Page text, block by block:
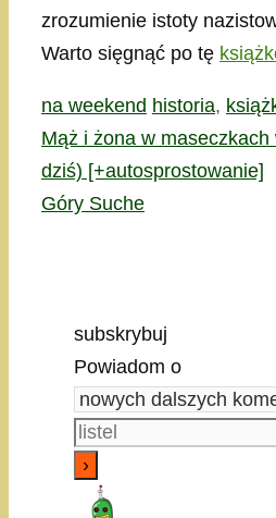
zrozumienie istoty
Warto sięgnąć po tę
Kategorie
na weekend Tagi
historia,
Mąż i żona w
dziś) [+autosprostowanie]
Góry Suche
subskrybuj
Powiadom o